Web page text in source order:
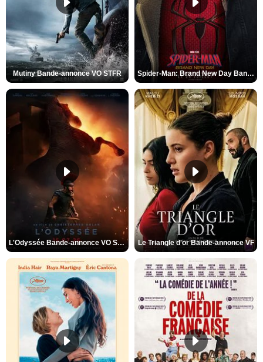
Mutiny Bande-annonce VO STFR Spider-Man: Brand New Day Bande-annonce VO STFR
L'Odyssée Bande-annonce VO STFR Le Triangle d'or Bande-annonce VF